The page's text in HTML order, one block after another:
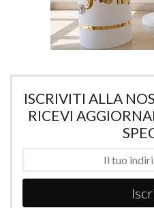
ISCRIVITI ALLA
RICEVI